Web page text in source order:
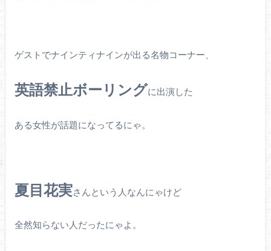
ゲストでナインティナインが出る名物コーナー、
英語禁止ボーリングに出演した
ある女性が話題になってるにゃ。
夏目花実さんという人なんにゃけど
全然知らない人だったにゃよ。